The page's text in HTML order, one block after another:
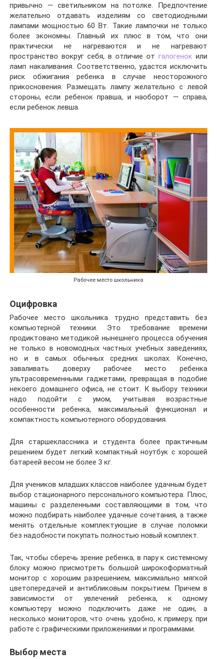
привычно — светильником на потолке. Предпочтение
желательно отдавать изделиям со светодиодными
лампами мощностью 60 Вт. Такие лампочки не только
более экономны. Главный их плюс в том, что они
практически не нагреваются и не нагревают
пространство вокруг себя, в отличие от галогенок или
ламп накаливания. Соответственно, удастся исключить
риск обжигания ребенка в случае неосторожного
прикосновения. Размещать лампу желательно с левой
стороны, если ребенок правша, и наоборот — справа,
если ребенок левша.
Рабочее место школьника
Оцифровка
Рабочее место школьника трудно представить без
компьютерной техники. Это требование времени
продиктовано методикой нынешнего процесса обучения
не только в новомодных частных учебных заведениях,
но и в самых обычных средних школах. Конечно,
заваливать доверху рабочее место ребенка
ультрасовременными гаджетами, превращая в подобие
некоего домашнего офиса, не стоит. К выбору техники
надо подойти с умом, учитывая возрастные
особенности ребенка, максимальный функционал и
компактность компьютерного оборудования.
Для старшеклассника и студента более практичным
решением будет легкий компактный ноутбук с хорошей
батареей весом не более 3 кг.
Для учеников младших классов наиболее удачным будет
выбор стационарного персонального компьютера. Плюс,
машины с разделенными составляющими в том, что
можно подбирать наиболее удачные сочетания, а также
менять отдельные комплектующие в случае поломки
без надобности покупать полностью новый комплект.
Так, чтобы сберечь зрение ребенка, в пару к системному
блоку можно присмотреть большой широкоформатный
монитор с хорошим разрешением, максимально мягкой
цветопередачей и антибликовым покрытием. Причем в
зависимости от увлечений ребенка, к одному
компьютеру можно подключить даже не один, а
несколько мониторов, что очень удобно, к примеру, при
работе с графическими приложениями и программами.
Выбор места